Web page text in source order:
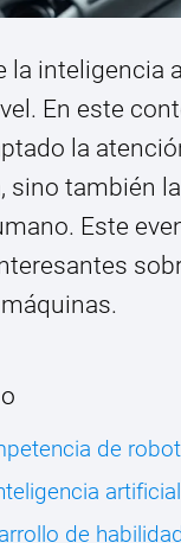
la inteligencia
En este
la
sino también
Este
de
de